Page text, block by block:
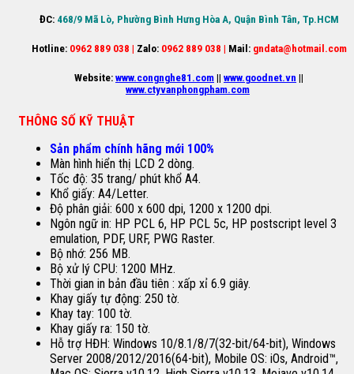
ĐC:468/9 Mã Lò, Phường Bình Hưng Hòa A, Quận Bình Tân, Tp.HCM
Hotline:0962 889 038 | Zalo:0962 889 038 | Mail:gndata@hotmail.com
Website: www.congnghe81.com || www.goodnet.vn ||
www.ctyvanphongpham.com
THÔNG SỐ KỸ THUẬT
Sản phẩm chính hãng mới 100%
Màn hình hiển thị LCD 2 dòng.
Tốc độ: 35 trang/ phút khổ A4.
Khổ giấy: A4/Letter.
Độ phân giải: 600 x 600 dpi, 1200 x 1200 dpi.
Ngôn ngữ in: HP PCL 6, HP PCL 5c, HP postscript level 3
emulation, PDF, URF, PWG Raster.
Bộ nhớ: 256 MB.
Bộ xử lý CPU: 1200 MHz.
Thời gian in bản đầu tiên : xấp xỉ 6.9 giây.
Khay giấy tự động: 250 tờ.
Khay tay: 100 tờ.
Khay giấy ra: 150 tờ.
Hỗ trợ HĐH: Windows 10/8.1/8/7(32-bit/64-bit), Windows
Server 2008/2012/2016(64-bit), Mobile OS: iOs, Android™,